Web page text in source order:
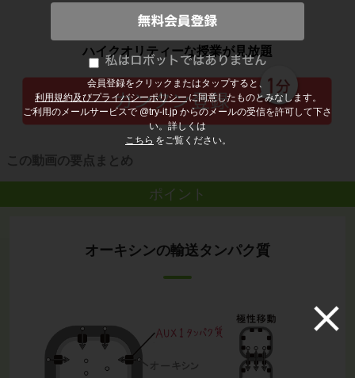
会員登録をクリックまたはタップすると、
利用規約及びプライバシーポリシー に同意したものとみなします。
ご利用のメールサービスで @try-it.jp からのメールの受信を許可して下さ
い。詳しくは
こちら をご覧ください。
子どもの勉強から大人の学び直しまで
ハイクオリティーな授業が見放題
この動画の要点まとめ
ポイント
オーキシンの輸送タンパク質